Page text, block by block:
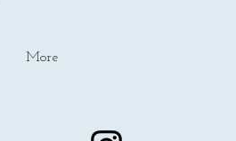
More